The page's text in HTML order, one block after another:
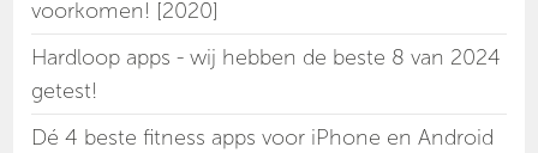
voorkomen! [2020]
Hardloop apps - wij hebben de beste 8 van 2024
getest!
Dé 4 beste fitness apps voor iPhone en Android